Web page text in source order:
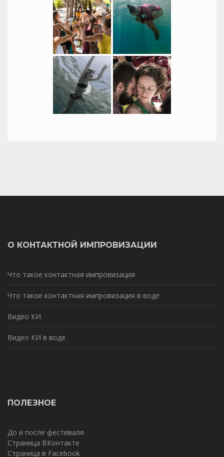
О КОНТАКТНОЙ ИМПРОВИЗАЦИИ
Что такое контактная импровизация
Что такое контактная импровизация в воде
Видео КИ
Видео КИ в воде
ПОЛЕЗНОЕ
До и после фестиваля
Страница ВКонтакте
Страница в Facebook